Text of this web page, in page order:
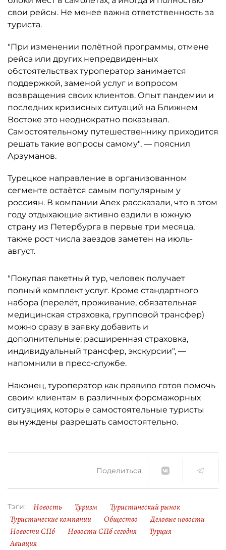
свои рейсы. Не менее важна ответственность за
туриста.
"При изменении полётной программы, отмене
рейса или других непредвиденных
обстоятельствах туроператор занимается
поддержкой, заменой услуг и вопросом
возвращения своих клиентов. Опыт пандемии и
последних кризисных ситуаций на Ближнем
Востоке это неоднократно показывал.
Самостоятельному путешественнику приходится
решать такие вопросы самому", — пояснил
Арзуманов.
Турецкое направление в организованном
сегменте остаётся самым популярным у
россиян. В компании Anex рассказали, что в этом
году отдыхающие активно ездили в южную
страну из Петербурга в первые три месяца,
также рост числа заездов заметен на июль-
август.
"Покупая пакетный тур, человек получает
полный комплект услуг. Кроме стандартного
набора (перелёт, проживание, обязательная
медицинская страховка, групповой трансфер)
можно сразу в заявку добавить и
дополнительные: расширенная страховка,
индивидуальный трансфер, экскурсии", —
напомнили в пресс-службе.
Наконец, туроператор как правило готов помочь
своим клиентам в различных форсмажорных
ситуациях, которые самостоятельные туристы
вынуждены разрешать самостоятельно.
Поделиться:
Тэги: Новость Туризм
Туристический рынок
Туристические компании
Общество
Деловые новости
Новости СПб
Новости СПб сегодня
Турция
Авиация